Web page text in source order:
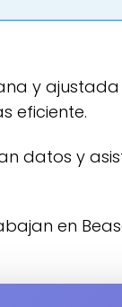
y
eficiente.